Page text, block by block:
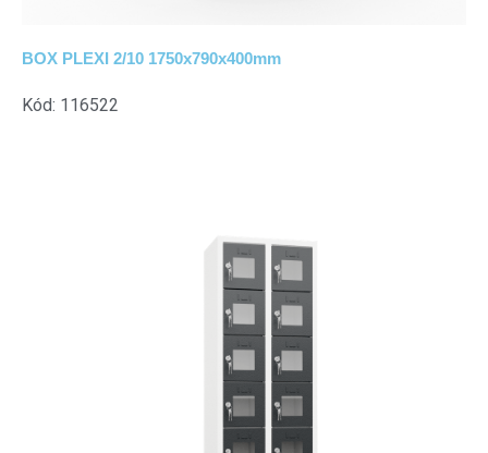
BOX PLEXI 2/10 1750x790x400mm
Kód: 116522